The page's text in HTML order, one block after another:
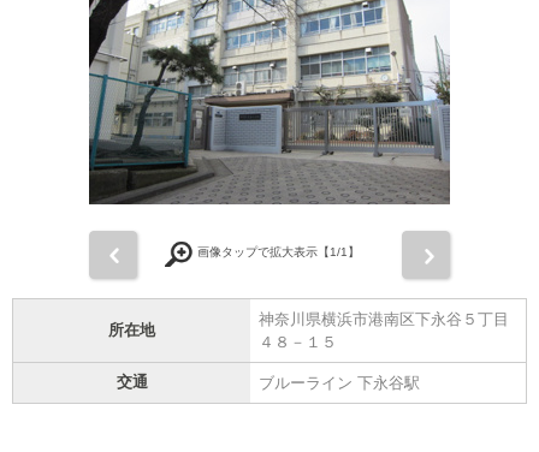
画像タップで拡大表示【1/1】
所在地
神奈川県横浜市港南区下永谷５丁目
４８－１５
交通 ブルーライン 下永谷駅